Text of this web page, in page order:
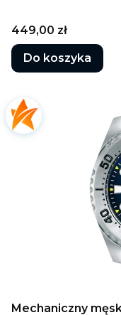
Cena
449,00 zł
Do koszyka
Mechaniczny